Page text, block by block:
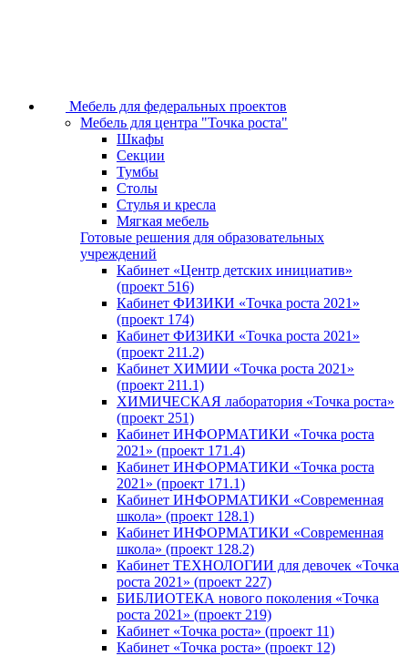
Мебель для федеральных проектов
Мебель для центра "Точка роста"
Шкафы
Секции
Тумбы
Столы
Стулья и кресла
Мягкая мебель
Готовые решения для образовательных
учреждений
Кабинет «Центр детских инициатив»
(проект 516)
Кабинет ФИЗИКИ «Точка роста 2021»
(проект 174)
Кабинет ФИЗИКИ «Точка роста 2021»
(проект 211.2)
Кабинет ХИМИИ «Точка роста 2021»
(проект 211.1)
ХИМИЧЕСКАЯ лаборатория «Точка роста»
(проект 251)
Кабинет ИНФОРМАТИКИ «Точка роста
2021» (проект 171.4)
Кабинет ИНФОРМАТИКИ «Точка роста
2021» (проект 171.1)
Кабинет ИНФОРМАТИКИ «Современная
школа» (проект 128.1)
Кабинет ИНФОРМАТИКИ «Современная
школа» (проект 128.2)
Кабинет ТЕХНОЛОГИИ для девочек «Точка
роста 2021» (проект 227)
БИБЛИОТЕКА нового поколения «Точка
роста 2021» (проект 219)
Кабинет «Точка роста» (проект 11)
Кабинет «Точка роста» (проект 12)